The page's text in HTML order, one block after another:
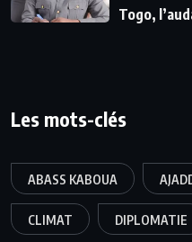
Togo,
Les mots-clés
ABASS KABOUA
CLIMAT DIPLOMATIE